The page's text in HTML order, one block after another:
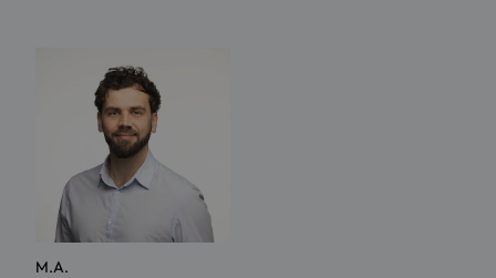
M.A.